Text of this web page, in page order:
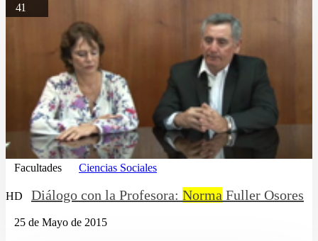
41
Facultades Ciencias Sociales
HD Diálogo con la Profesora: Norma Fuller Osores
25 de Mayo de 2015